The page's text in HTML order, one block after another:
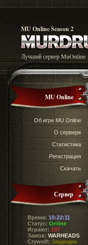
MU Online Season 2
Лучший сервер MuOnline
MU Online
Об игре MU Online
О сервере
Статистика
Регистрация
Скачать
Сервер
Время: 10:22:11
Статус: Online
Играют: 107
Замок: WARHEADS
Crywolf: Защищен